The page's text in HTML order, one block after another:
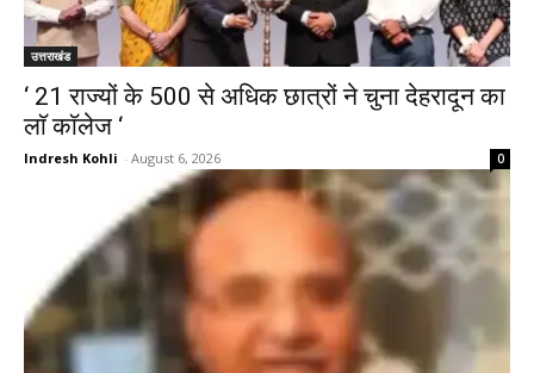
उत्तराखंड
‘ 21 राज्यों के 500 से अधिक छात्रों ने चुना देहरादून का
लाॅ काॅलेज ‘
Indresh Kohli - August 6, 2026 0